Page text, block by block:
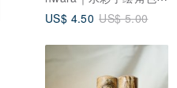
US$ 4.50 US$ 5.00